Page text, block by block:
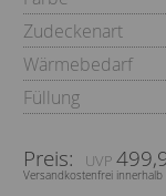
Zudeckenart
Wärmebedarf
Füllung
Preis:
Versandkostenfrei innerhalb